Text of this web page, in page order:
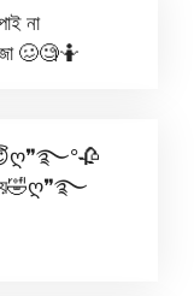
না
🥴🧐🤷
হয়🤣ღ❞࿐